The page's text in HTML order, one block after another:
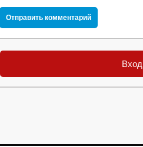
Отправить комментарий
Вход